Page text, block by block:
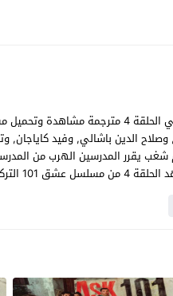
وصلاح الدين باشالي, وفيد
يقرر المدرسين الهرب من
على موقع قصة عشق.